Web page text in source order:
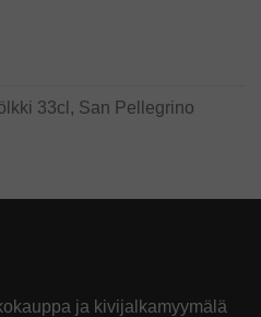
33cl, San Pellegrino
ja kivijalkamyymälä